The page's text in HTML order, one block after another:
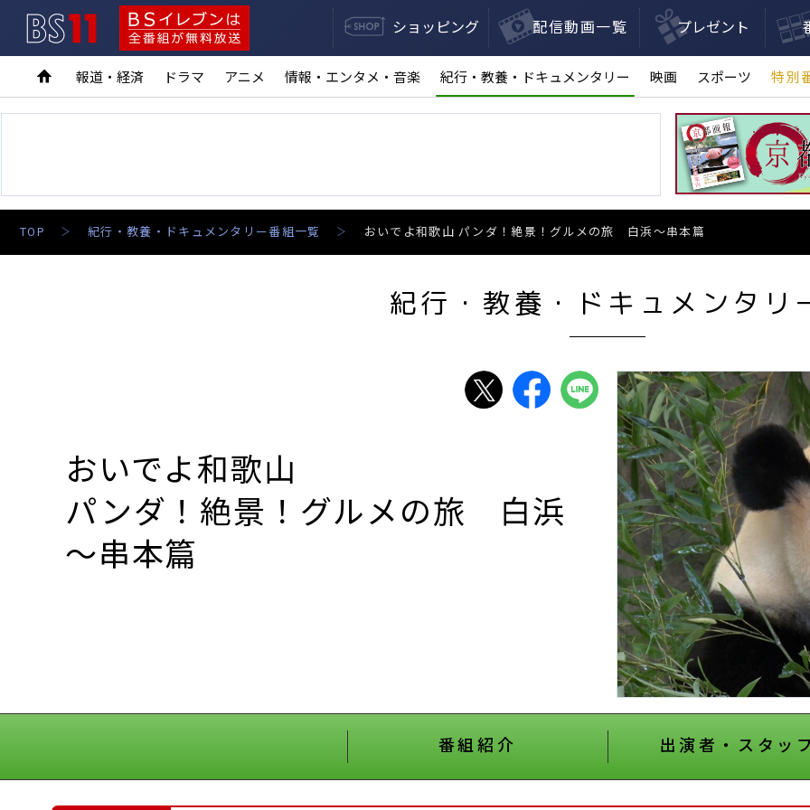
BSイレブンは全番組が無料放送
ショッピング 配信動画一覧 プレゼント
報道・経済 ドラマ アニメ 情報・エンタメ・音楽 紀行・教養・ドキュメンタリー 映画 スポーツ 特別
TOP 紀行・教養・ドキュメンタリー番組一覧 おいでよ和歌山 パンダ！絶景！グルメの旅 白浜～串本篇
紀行・教養・ドキュメンタリ
おいでよ和歌山
パンダ！絶景！グルメの旅 白浜
～串本篇
番組紹介 出演者・スタッ